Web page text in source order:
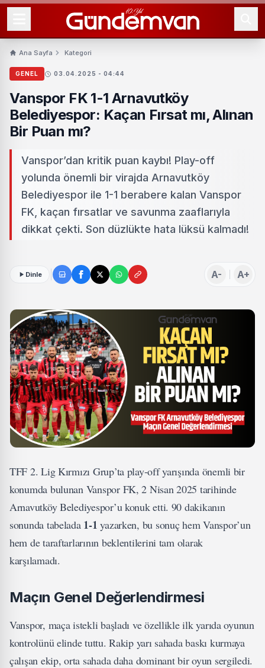
Ana Sayfa Kategori
GENEL 03.04.2025 - 04:44
Vanspor FK 1-1 Arnavutköy
Belediyespor: Kaçan Fırsat mı, Alınan
Bir Puan mı?
Vanspor’dan kritik puan kaybı! Play-off
yolunda önemli bir virajda Arnavutköy
Belediyespor ile 1-1 berabere kalan Vanspor
FK, kaçan fırsatlar ve savunma zaaflarıyla
dikkat çekti. Son düzlükte hata lüksü kalmadı!
Dinle A- A+
TFF 2. Lig Kırmızı Grup’ta play-off yarışında önemli bir
konumda bulunan Vanspor FK, 2 Nisan 2025 tarihinde
Arnavutköy Belediyespor’u konuk etti. 90 dakikanın
sonunda tabelada 1-1 yazarken, bu sonuç hem Vanspor’un
hem de taraftarlarının beklentilerini tam olarak
karşılamadı.
Maçın Genel Değerlendirmesi
Vanspor, maça istekli başladı ve özellikle ilk yarıda oyunun
kontrolünü elinde tuttu. Rakip yarı sahada baskı kurmaya
çalışan ekip, orta sahada daha dominant bir oyun sergiledi.